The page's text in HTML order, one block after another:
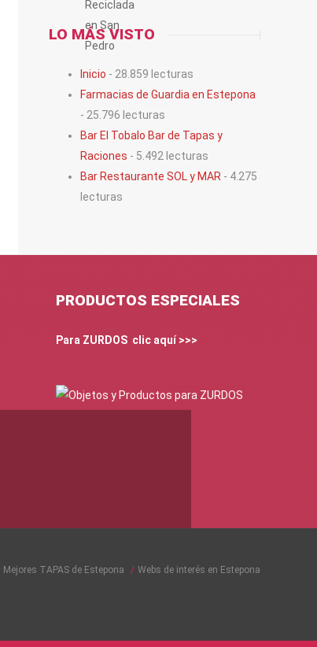
LO MÁS VISTO
Inicio - 28.859 lecturas
Farmacias de Guardia en Estepona
- 25.796 lecturas
Bar El Tobalo Bar de Tapas y
Raciones - 5.492 lecturas
Bar Restaurante SOL y MAR - 4.275
lecturas
PRODUCTOS ESPECIALES
Para ZURDOS clic aquí >>>
Mejores TAPAS de Estepona Webs de interés en Estepona